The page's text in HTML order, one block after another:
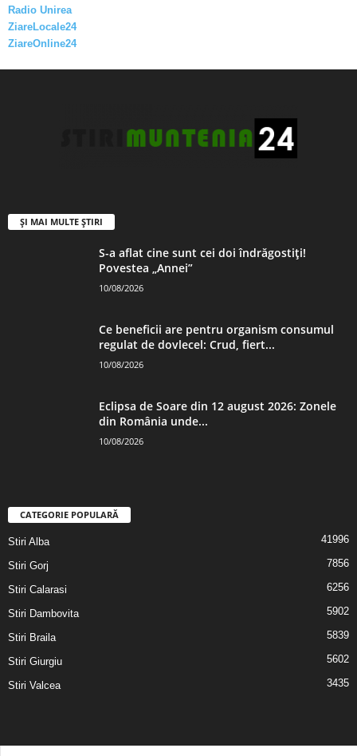
Radio Unirea
ZiareLocale24
ZiareOnline24
ȘI MAI MULTE ȘTIRI
S-a aflat cine sunt cei doi îndrăgostiți!
Povestea „Annei”
10/08/2026
Ce beneficii are pentru organism consumul
regulat de dovlecel: Crud, fiert...
10/08/2026
Eclipsa de Soare din 12 august 2026: Zonele
din România unde...
10/08/2026
CATEGORIE POPULARĂ
Stiri Alba 41996
Stiri Gorj 7856
Stiri Calarasi 6256
Stiri Dambovita 5902
Stiri Braila 5839
Stiri Giurgiu 5602
Stiri Valcea 3435